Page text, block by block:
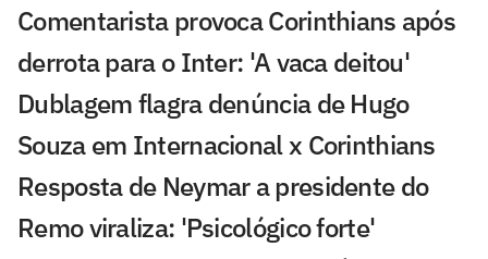
Comentarista provoca Corinthians após
derrota para o Inter: 'A vaca deitou'
Dublagem flagra denúncia de Hugo
Souza em Internacional x Corinthians
Resposta de Neymar a presidente do
Remo viraliza: 'Psicológico forte'